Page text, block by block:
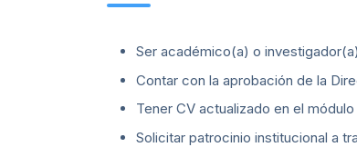
Ser académico(a) o
Contar con la aprobación de la
Tener CV actualizado en el
Solicitar patrocinio institucional a